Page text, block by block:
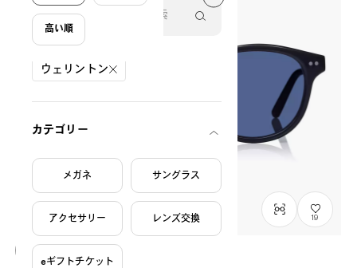
絞り込み条件
ウェリントン
カテゴリー
メガネ サングラス
アクセサリー レンズ交換
eギフトチケット
高い順
19